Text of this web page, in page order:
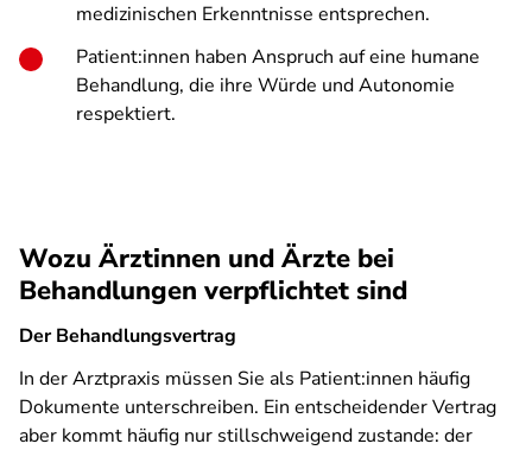
medizinischen Erkenntnisse entsprechen.
Patient:innen haben Anspruch auf eine humane
Behandlung, die ihre Würde und Autonomie
respektiert.
Wozu Ärztinnen und Ärzte bei
Behandlungen verpflichtet sind
Der Behandlungsvertrag
In der Arztpraxis müssen Sie als Patient:innen häufig
Dokumente unterschreiben. Ein entscheidender Vertrag
aber kommt häufig nur stillschweigend zustande: der